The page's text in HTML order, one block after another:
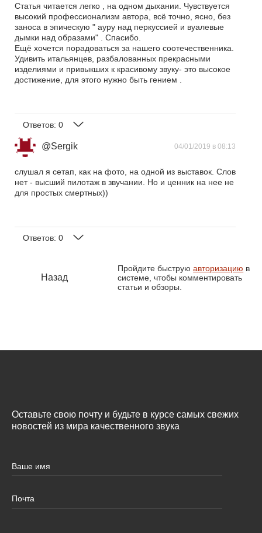
Статья читается легко , на одном дыхании. Чувствуется
высокий профессионализм автора, всё точно, ясно, без
заноса в эпическую " ауру над перкуссией и вуалевые
дымки над образами" . Спасибо.
Ещё хочется порадоваться за нашего соотечественника.
Удивить итальянцев, разбалованных прекрасными
изделиями и привыкших к красивому звуку- это высокое
достижение, для этого нужно быть гением .
Ответов: 0
@Sergik 04/01/2019 в 08:13
слушал я сетап, как на фото, на одной из выставок. Слов
нет - высший пилотаж в звучании. Но и ценник на нее не
для простых смертных))
Ответов: 0
Назад
Пройдите быструюавторизацию в
системе, чтобы комментировать
статьи и обзоры.
Оставьте свою почту и будьте в курсе самых свежих
новостей из мира качественного звука